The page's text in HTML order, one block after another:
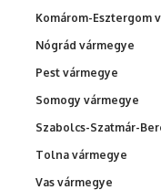
Komárom-Esztergom
Nógrád vármegye
Pest vármegye
Somogy vármegye
Szabolcs-Szatmár-
Tolna vármegye
Vas vármegye